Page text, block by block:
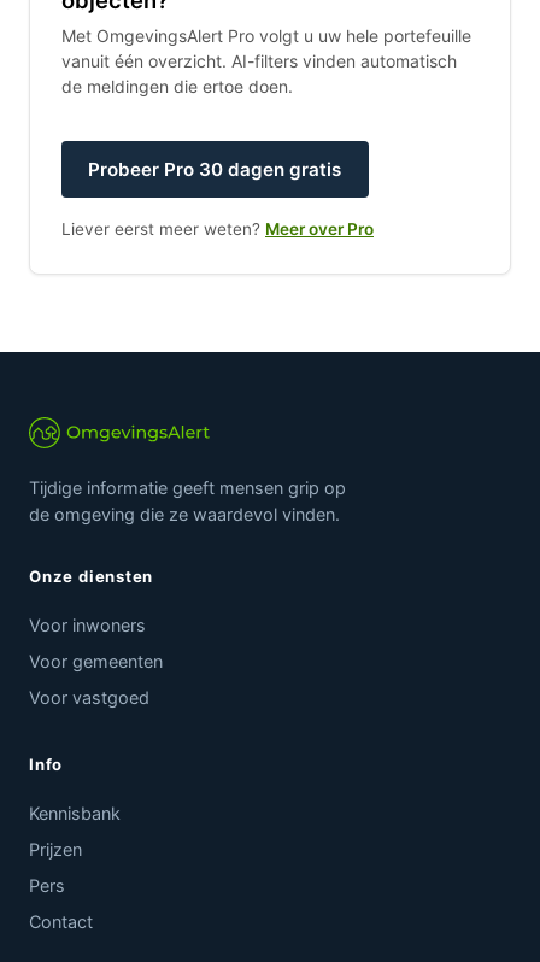
Met OmgevingsAlert Pro volgt u uw hele portefeuille
vanuit één overzicht. AI-filters vinden automatisch
de meldingen die ertoe doen.
Probeer Pro 30 dagen gratis
Liever eerst meer weten? Meer over Pro
Tijdige informatie geeft mensen grip op
de omgeving die ze waardevol vinden.
Onze diensten
Voor inwoners
Voor gemeenten
Voor vastgoed
Info
Kennisbank
Prijzen
Pers
Contact